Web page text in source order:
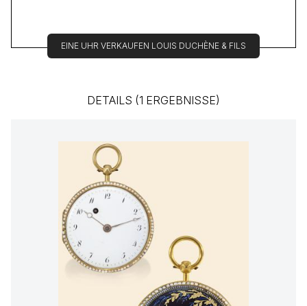
EINE UHR VERKAUFEN LOUIS DUCHÈNE & FILS
DETAILS (1 ERGEBNISSE)